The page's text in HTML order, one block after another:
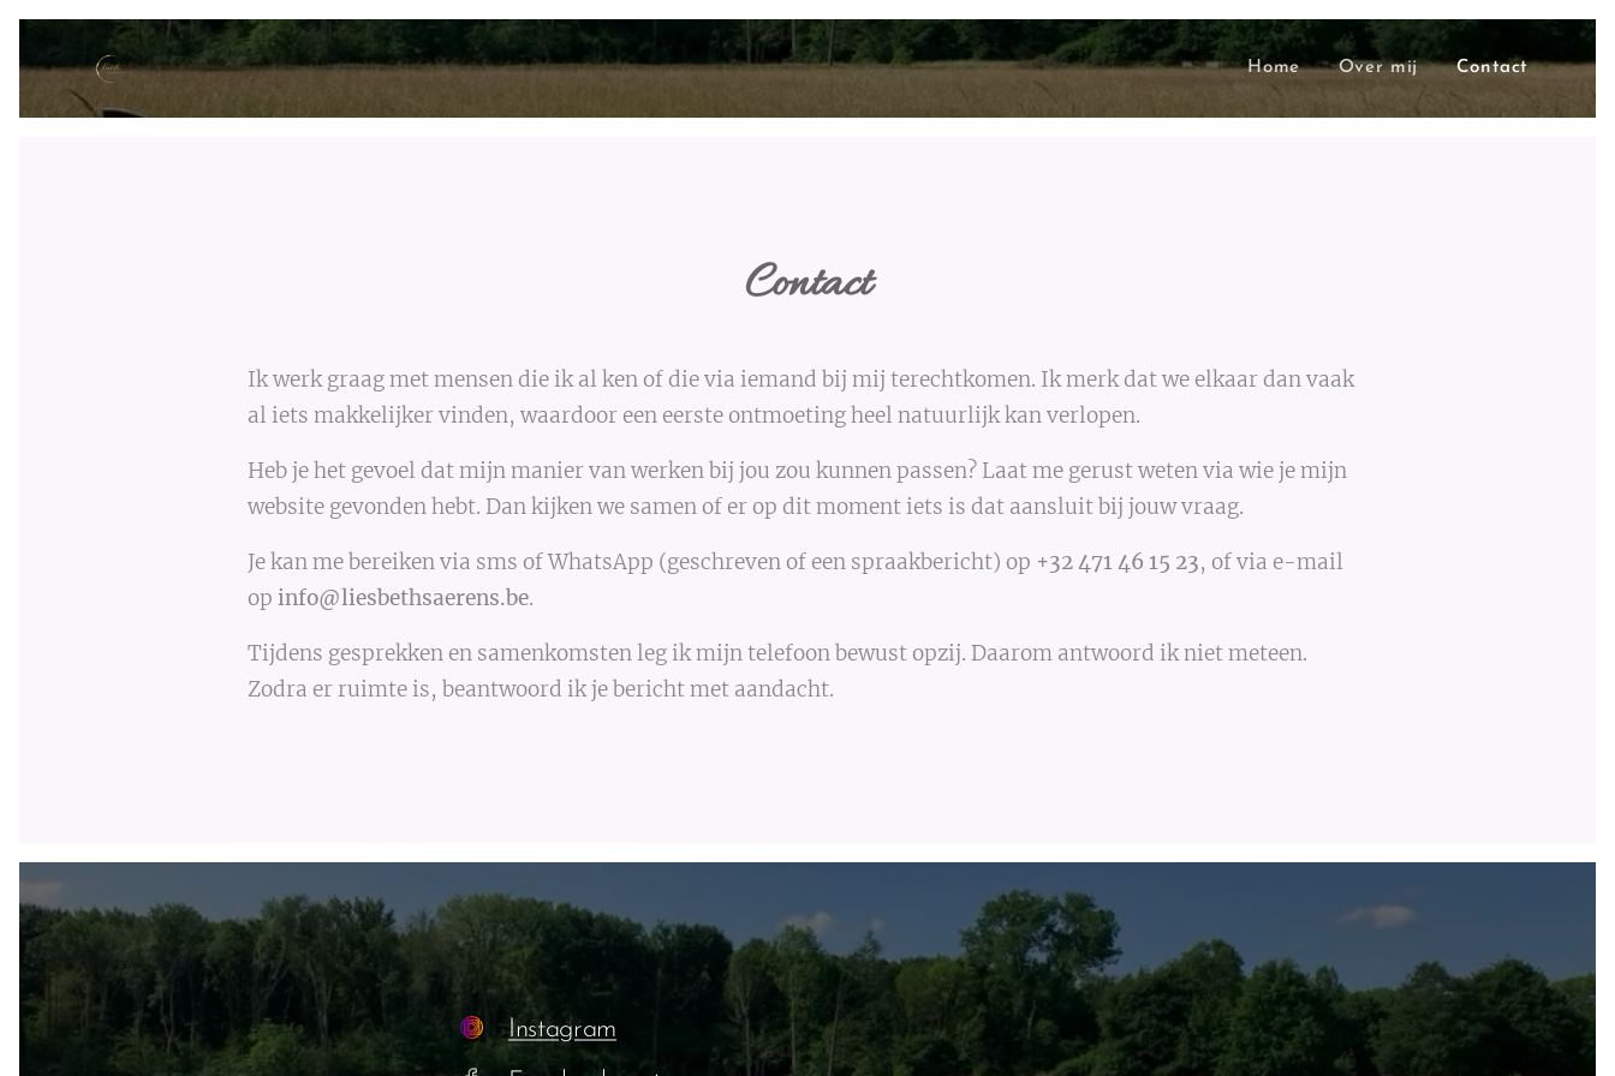
Home Over mij Contact
Contact
Ik werk graag met mensen die ik al ken of die via iemand bij mij terechtkomen. Ik merk dat we elkaar dan vaak
al iets makkelijker vinden, waardoor een eerste ontmoeting heel natuurlijk kan verlopen.
Heb je het gevoel dat mijn manier van werken bij jou zou kunnen passen? Laat me gerust weten via wie je mijn
website gevonden hebt. Dan kijken we samen of er op dit moment iets is dat aansluit bij jouw vraag.
Je kan me bereiken via sms of WhatsApp (geschreven of een spraakbericht) op +32 471 46 15 23, of via e-mail
op info@liesbethsaerens.be.
Tijdens gesprekken en samenkomsten leg ik mijn telefoon bewust opzij. Daarom antwoord ik niet meteen.
Zodra er ruimte is, beantwoord ik je bericht met aandacht.
Instagram